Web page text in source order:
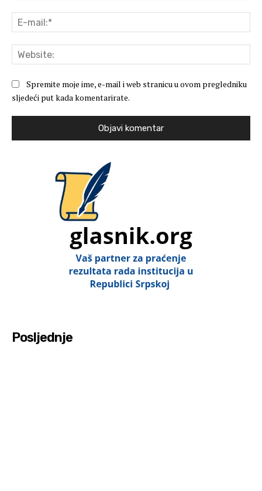
Spremite moje ime, e-mail i web stranicu u ovom pregledniku
sljedeći put kada komentarirate.
Posljednje